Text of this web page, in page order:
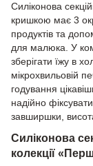
Силіконова
кришкою має 3
продуктів та
для малюка. У
зберігати їжу в
мікрохвильовій
годування
надійно
завширшки,
Силіконова
колекції